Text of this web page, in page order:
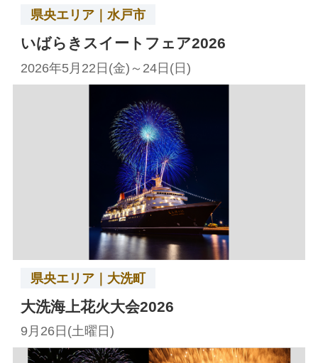
県央エリア｜水戸市
いばらきスイートフェア2026
2026年5月22日(金)～24日(日)
県央エリア｜大洗町
大洗海上花火大会2026
9月26日(土曜日)